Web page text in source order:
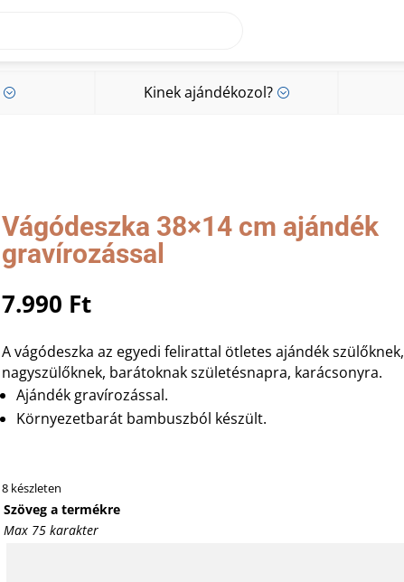
; Kinek ajándékozol? ;
Vágódeszka 38×14 cm ajándék
gravírozással
7.990 Ft
A vágódeszka az egyedi felirattal ötletes ajándék szülőknek,
nagyszülőknek, barátoknak születésnapra, karácsonyra.
Ajándék gravírozással.
Környezetbarát bambuszból készült.
8 készleten
Szöveg a termékre
Max 75 karakter